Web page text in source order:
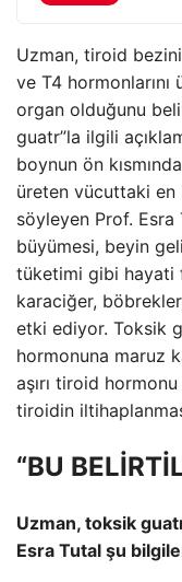
Uzman, tiroid
ve T4
organ olduğunu
guatr”la ilgili
boynun ön
üreten vücuttaki
söyleyen Prof. Esra
büyümesi, beyin
tüketimi gibi hayati
karaciğer,
etki ediyor. Toksik
hormonuna maruz
aşırı tiroid
tiroidin
“BU
Uzman, toksik
Esra Tutal şu